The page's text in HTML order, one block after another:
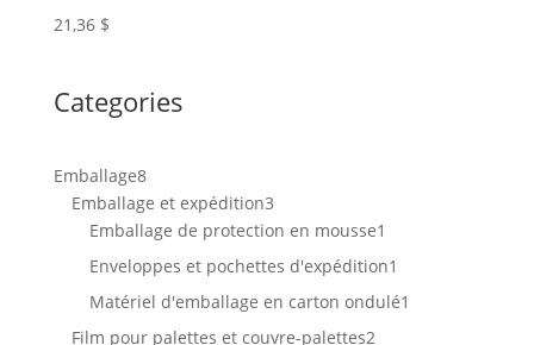
21,36 $
Categories
Emballage88
produits
Emballage et expédition33
produits
Emballage de protection en mousse1
produit
Enveloppes et pochettes d'expédition1
produit
Matériel d'emballage en carton ondulé1
Film pour palettes et couvre-palettes22